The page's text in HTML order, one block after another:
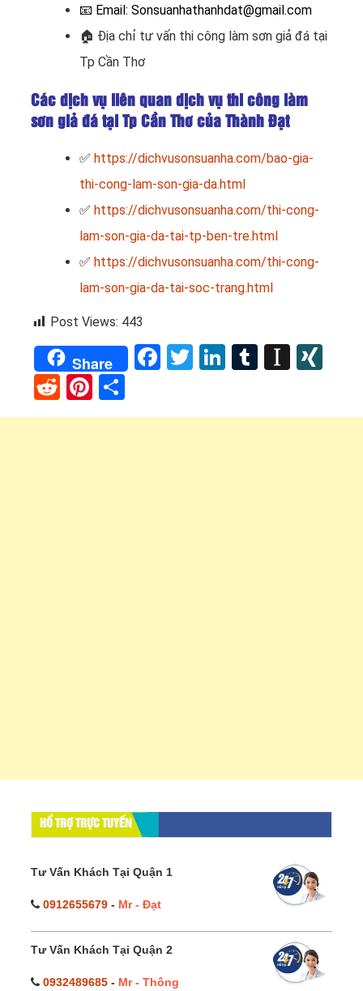
📧 Email: Sonsuanhathanhdat@gmail.com
🏠 Địa chỉ tư vấn thi công làm sơn giả đá tại
Tp Cần Thơ
Các dịch vụ liên quan dịch vụ thi công làm
sơn giả đá tại Tp Cần Thơ của Thành Đạt
✅ https://dichvusonsuanha.com/bao-gia-
thi-cong-lam-son-gia-da.html
✅ https://dichvusonsuanha.com/thi-cong-
lam-son-gia-da-tai-tp-ben-tre.html
✅ https://dichvusonsuanha.com/thi-cong-
lam-son-gia-da-tai-soc-trang.html
Post Views: 443
Share Facebook
TwitterLinkedIn
Tumblr
RedditPinterest
HỔ TRỢ TRỰC TUYẾN
Tư Vấn Khách Tại Quận 1
0912655679 - Mr - Đạt
Tư Vấn Khách Tại Quận 2
0932489685 - Mr - Thông